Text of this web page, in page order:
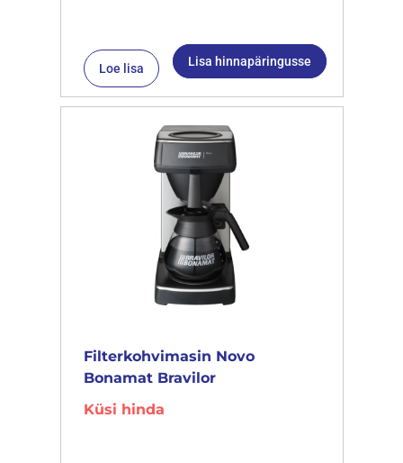
Loe lisa Lisa hinnapäringusse
Filterkohvimasin Novo
Bonamat Bravilor
Küsi hinda